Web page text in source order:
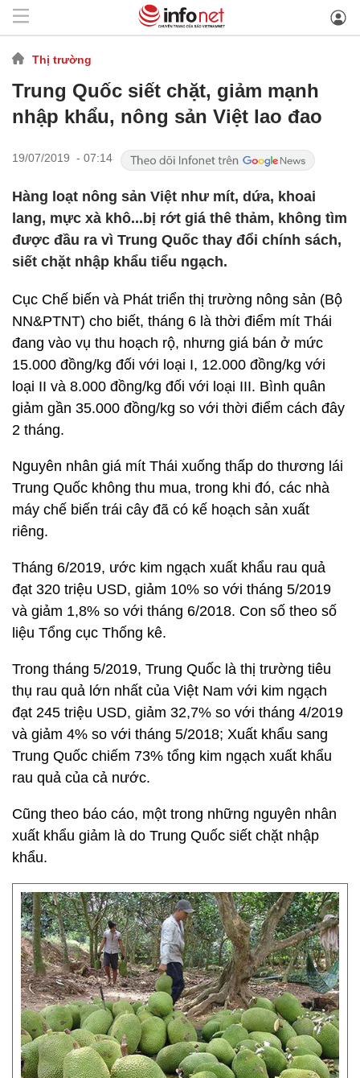
Thị trường
Trung Quốc siết chặt, giảm mạnh
nhập khẩu, nông sản Việt lao đao
19/07/2019 - 07:14
Hàng loạt nông sản Việt như mít, dứa, khoai
lang, mực xà khô...bị rớt giá thê thảm, không tìm
được đầu ra vì Trung Quốc thay đổi chính sách,
siết chặt nhập khẩu tiểu ngạch.
Cục Chế biến và Phát triển thị trường nông sản (Bộ
NN&PTNT) cho biết, tháng 6 là thời điểm mít Thái
đang vào vụ thu hoạch rộ, nhưng giá bán ở mức
15.000 đồng/kg đối với loại I, 12.000 đồng/kg với
loại II và 8.000 đồng/kg đối với loại III. Bình quân
giảm gần 35.000 đồng/kg so với thời điểm cách đây
2 tháng.
Nguyên nhân giá mít Thái xuống thấp do thương lái
Trung Quốc không thu mua, trong khi đó, các nhà
máy chế biến trái cây đã có kế hoạch sản xuất
riêng.
Tháng 6/2019, ước kim ngạch xuất khẩu rau quả
đạt 320 triệu USD, giảm 10% so với tháng 5/2019
và giảm 1,8% so với tháng 6/2018. Con số theo số
liệu Tổng cục Thống kê.
Trong tháng 5/2019, Trung Quốc là thị trường tiêu
thụ rau quả lớn nhất của Việt Nam với kim ngạch
đạt 245 triệu USD, giảm 32,7% so với tháng 4/2019
và giảm 4% so với tháng 5/2018; Xuất khẩu sang
Trung Quốc chiếm 73% tổng kim ngạch xuất khẩu
rau quả của cả nước.
Cũng theo báo cáo, một trong những nguyên nhân
xuất khẩu giảm là do Trung Quốc siết chặt nhập
khẩu.